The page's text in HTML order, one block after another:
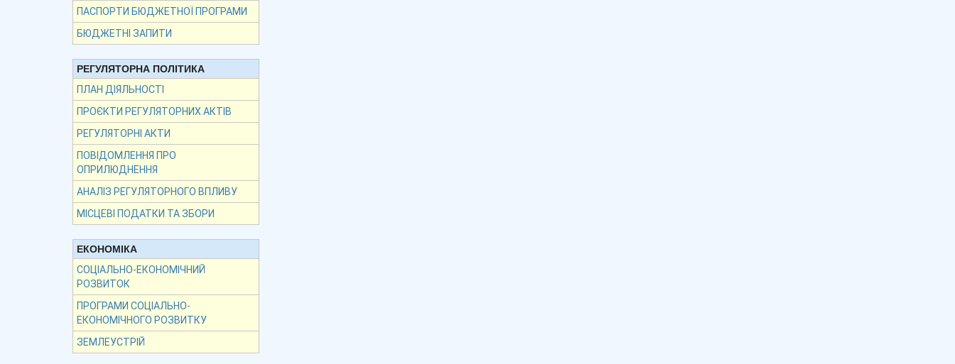
ПАСПОРТИ БЮДЖЕТНОЇ ПРОГРАМИ
БЮДЖЕТНІ ЗАПИТИ
РЕГУЛЯТОРНА ПОЛІТИКА
ПЛАН ДІЯЛЬНОСТІ
ПРОЄКТИ РЕГУЛЯТОРНИХ АКТІВ
РЕГУЛЯТОРНІ АКТИ
ПОВІДОМЛЕННЯ ПРО
ОПРИЛЮДНЕННЯ
АНАЛІЗ РЕГУЛЯТОРНОГО ВПЛИВУ
МІСЦЕВІ ПОДАТКИ ТА ЗБОРИ
ЕКОНОМІКА
СОЦІАЛЬНО-ЕКОНОМІЧНИЙ
РОЗВИТОК
ПРОГРАМИ СОЦІАЛЬНО-
ЕКОНОМІЧНОГО РОЗВИТКУ
ЗЕМЛЕУСТРІЙ